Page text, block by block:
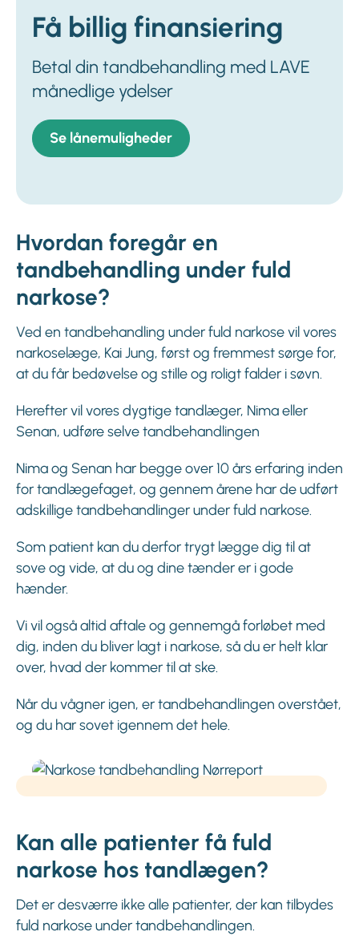
Få billig finansiering
Betal din tandbehandling med LAVE
månedlige ydelser
Se lånemuligheder
Hvordan foregår en
tandbehandling under fuld
narkose?
Ved en tandbehandling under fuld narkose vil vores
narkoselæge, Kai Jung, først og fremmest sørge for,
at du får bedøvelse og stille og roligt falder i søvn.
Herefter vil vores dygtige tandlæger, Nima eller
Senan, udføre selve tandbehandlingen
Nima og Senan har begge over 10 års erfaring inden
for tandlægefaget, og gennem årene har de udført
adskillige tandbehandlinger under fuld narkose.
Som patient kan du derfor trygt lægge dig til at
sove og vide, at du og dine tænder er i gode
hænder.
Vi vil også altid aftale og gennemgå forløbet med
dig, inden du bliver lagt i narkose, så du er helt klar
over, hvad der kommer til at ske.
Når du vågner igen, er tandbehandlingen overstået,
og du har sovet igennem det hele.
Kan alle patienter få fuld
narkose hos tandlægen?
Det er desværre ikke alle patienter, der kan tilbydes
fuld narkose under tandbehandlingen.